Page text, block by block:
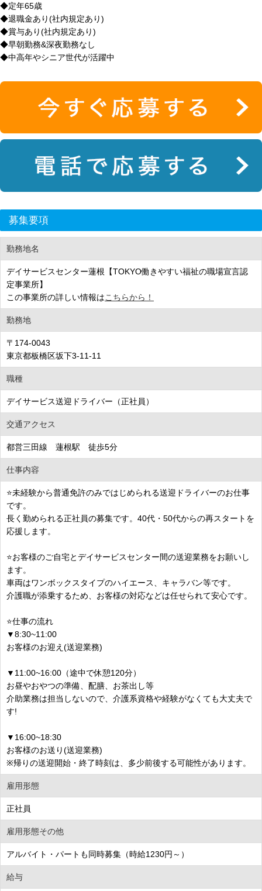
◆定年65歳
◆退職金あり(社内規定あり)
◆賞与あり(社内規定あり)
◆早朝勤務&深夜勤務なし
◆中高年やシニア世代が活躍中
募集要項
勤務地名
デイサービスセンター蓮根【TOKYO働きやすい福祉の職場宣言認
定事業所】
この事業所の詳しい情報はこちらから！
勤務地
〒174-0043
東京都板橋区坂下3-11-11
職種
デイサービス送迎ドライバー（正社員）
交通アクセス
都営三田線 蓮根駅 徒歩5分
仕事内容
⭐未経験から普通免許のみではじめられる送迎ドライバーのお仕事
です。
長く勤められる正社員の募集です。40代・50代からの再スタートを
応援します。
⭐お客様のご自宅とデイサービスセンター間の送迎業務をお願いし
ます。
車両はワンボックスタイプのハイエース、キャラバン等です。
介護職が添乗するため、お客様の対応などは任せられて安心です。
⭐仕事の流れ
▼8:30~11:00
お客様のお迎え(送迎業務)
▼11:00~16:00（途中で休憩120分）
お昼やおやつの準備、配膳、お茶出し等
介助業務は担当しないので、介護系資格や経験がなくても大丈夫で
す!
▼16:00~18:30
お客様のお送り(送迎業務)
※帰りの送迎開始・終了時刻は、多少前後する可能性があります。
雇用形態
正社員
雇用形態その他
アルバイト・パートも同時募集（時給1230円～）
給与